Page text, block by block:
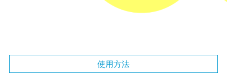
使用方法